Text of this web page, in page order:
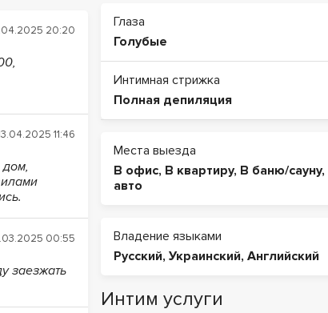
Глаза
Голубые
Интимная стрижка
Полная депиляция
Места выезда
В офис, В квартиру, В баню/сауну,
авто
Владение языками
Русский, Украинский, Английский
Интим услуги
20:20
11:46
дом,
00:55
заезжать